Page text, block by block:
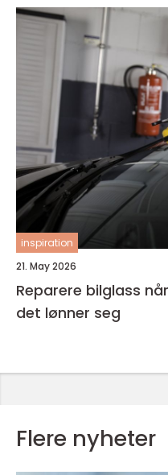
inspiration
21. May 2026
Reparere bilglass når, hvordan og hvorfor
det lønner seg
Flere nyheter